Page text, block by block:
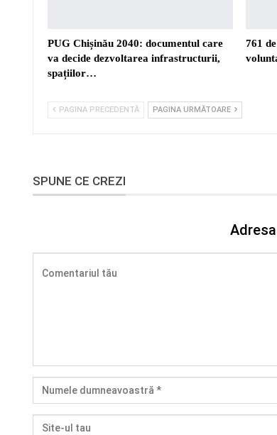
PUG Chișinău 2040: documentul care
va decide dezvoltarea infrastructurii,
spațiilor…
761
PAGINA PRECEDENTĂ PAGINA URMĂTOARE
SPUNE CE CREZI